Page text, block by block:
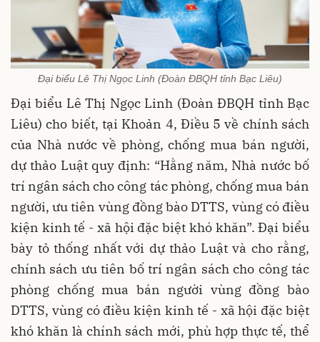
Đại biểu Lê Thị Ngọc Linh (Đoàn ĐBQH tỉnh Bạc Liêu)
Đại biểu Lê Thị Ngọc Linh (Đoàn ĐBQH tỉnh Bạc
Liêu) cho biết, tại Khoản 4, Điều 5 về chính sách
của Nhà nước về phòng, chống mua bán người,
dự thảo Luật quy định: “Hằng năm, Nhà nước bố
trí ngân sách cho công tác phòng, chống mua bán
người, ưu tiên vùng đồng bào DTTS, vùng có điều
kiện kinh tế - xã hội đặc biệt khó khăn”. Đại biểu
bày tỏ thống nhất với dự thảo Luật và cho rằng,
chính sách ưu tiên bố trí ngân sách cho công tác
phòng chống mua bán người vùng đồng bào
DTTS, vùng có điều kiện kinh tế - xã hội đặc biệt
khó khăn là chính sách mới, phù hợp thực tế, thể